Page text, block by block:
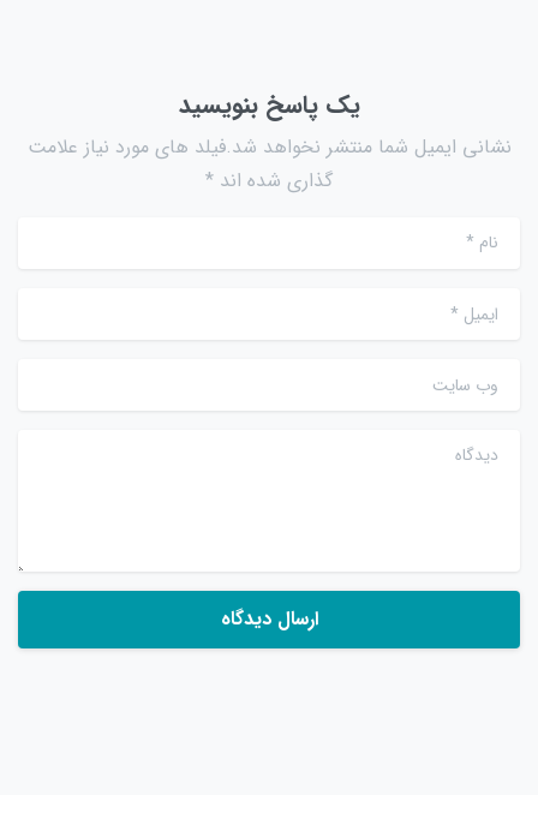
یک پاسخ بنویسید
نشانی ایمیل شما منتشر نخواهد شد.فیلد های مورد نیاز علامت
گذاری شده اند *
نام*
ایمیل *
وب سایت
دیدگاه